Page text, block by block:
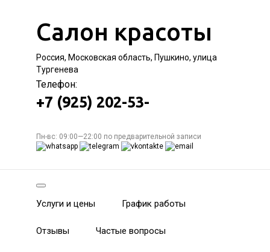
Салон красоты
Россия, Московская область, Пушкино, улица
Тургенева
Телефон:
+7 (925) 202-53-
Пн-вс: 09:00—22:00 по предварительной записи
Услуги и цены График работы
Отзывы Частые вопросы